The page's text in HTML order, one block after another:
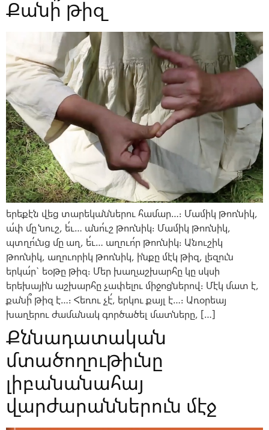
Քանի՞ թիզ
երեքէն վեց տարեկաններու համար…։ Մամիկ թոռնիկ,
ա՛փ մը նուշ, ե՛ւ… անո՛ւշ թոռնիկ։ Մամիկ թոռնիկ,
պտղո՛ւնց մը աղ, ե՛ւ… աղուո՛ր թոռնիկ։ Անուշիկ
թոռնիկ, աղուորիկ թոռնիկ, ինքը մէկ թիզ, լեզուն
երկա՛ր` եօթը թիզ։ Մեր խաղաշխարհը կը սկսի
երեխային աշխարհը չափելու միջոցներով։ Մէկ մատ է,
քանի՞ թիզ է…։ Հեռու չէ՛, երկու քայլ է…։ Առօրեայ
խաղերու ժամանակ գործածել մատները, […]
Քննադատական
մտածողութիւնը
լիբանանահայ
վարժարաններուն մէջ